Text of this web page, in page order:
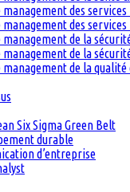
management des
management des
management de la
management de la
management de la qualité
Six Sigma Green Belt
durable
d’entreprise